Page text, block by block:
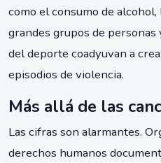
como el consumo de
grandes grupos de
del deporte coadyuvan a
episodios de violencia.
Más allá de las
Las cifras son alarmantes.
derechos humanos